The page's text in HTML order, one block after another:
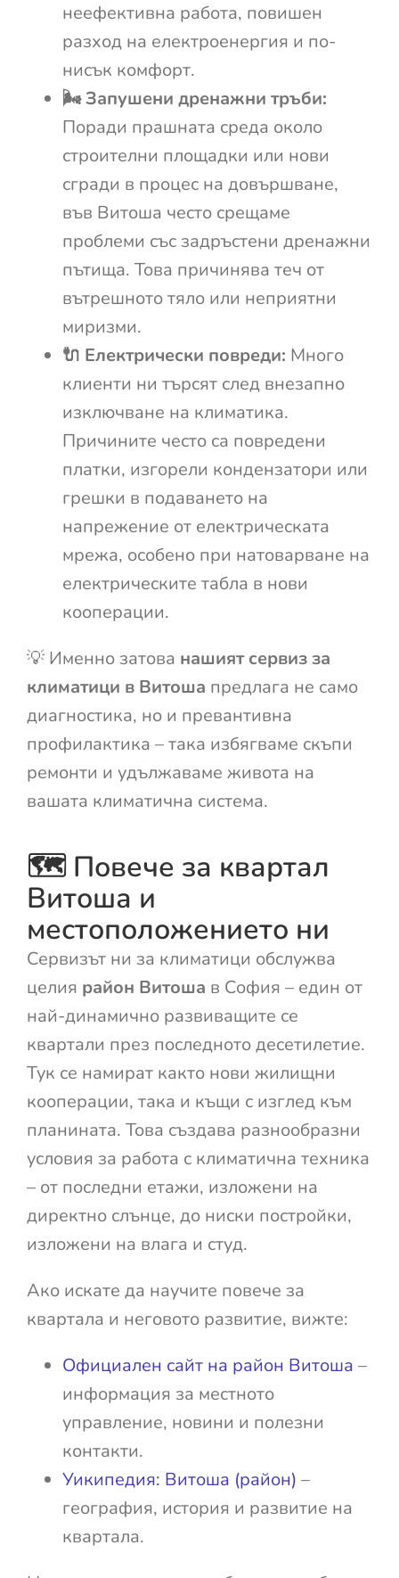
неефективна работа, повишен
разход на електроенергия и по-
нисък комфорт.
🌬️ Запушени дренажни тръби:
Поради прашната среда около
строителни площадки или нови
сгради в процес на довършване,
във Витоша често срещаме
проблеми със задръстени дренажни
пътища. Това причинява теч от
вътрешното тяло или неприятни
миризми.
🔌 Електрически повреди: Много
клиенти ни търсят след внезапно
изключване на климатика.
Причините често са повредени
платки, изгорели кондензатори или
грешки в подаването на
напрежение от електрическата
мрежа, особено при натоварване на
електрическите табла в нови
кооперации.
💡 Именно затова нашият сервиз за
климатици в Витоша предлага не само
диагностика, но и превантивна
профилактика – така избягваме скъпи
ремонти и удължаваме живота на
вашата климатична система.
🗺️ Повече за квартал
Витоша и
местоположението ни
Сервизът ни за климатици обслужва
целия район Витоша в София – един от
най-динамично развиващите се
квартали през последното десетилетие.
Тук се намират както нови жилищни
кооперации, така и къщи с изглед към
планината. Това създава разнообразни
условия за работа с климатична техника
– от последни етажи, изложени на
директно слънце, до ниски постройки,
изложени на влага и студ.
Ако искате да научите повече за
квартала и неговото развитие, вижте:
Официален сайт на район Витоша –
информация за местното
управление, новини и полезни
контакти.
Уикипедия: Витоша (район) –
география, история и развитие на
квартала.